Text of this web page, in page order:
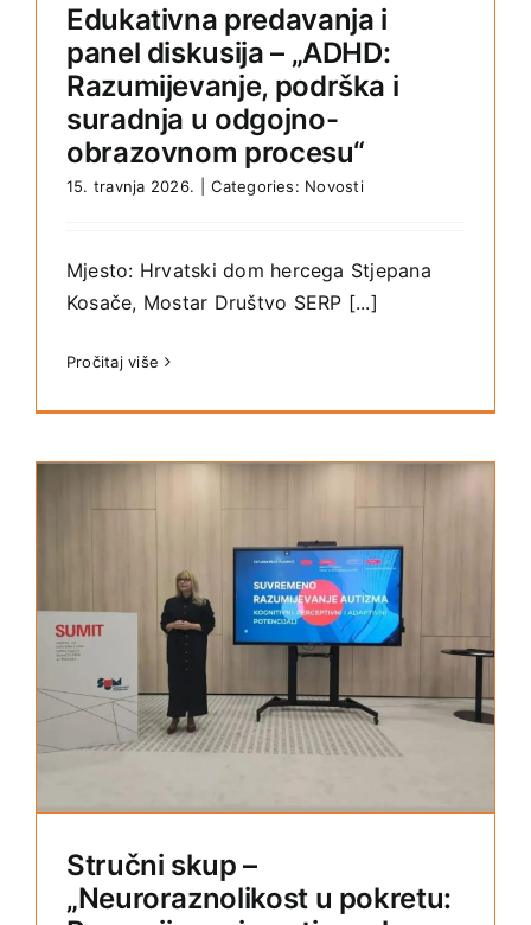
Edukativna predavanja i
panel diskusija – „ADHD:
Razumijevanje, podrška i
suradnja u odgojno-
obrazovnom procesu“
15. travnja 2026. Categories: Novosti
Mjesto: Hrvatski dom hercega Stjepana
Kosače, Mostar Društvo SERP [...]
Pročitaj više
Stručni skup –
„Neuroraznolikost u pokretu: